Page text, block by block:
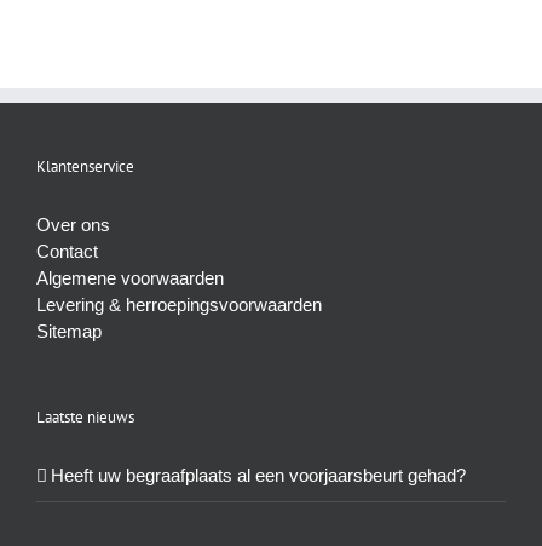
Klantenservice
Over ons
Contact
Algemene voorwaarden
Levering & herroepingsvoorwaarden
Sitemap
Laatste nieuws
Heeft uw begraafplaats al een voorjaarsbeurt gehad?